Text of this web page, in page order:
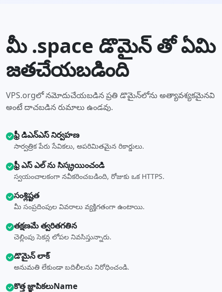
మీ .space డొమైన్ తో ఏమి
జతచేయబడింది
VPS.orgలో నమోదుచేయబడిన ప్రతి డొమైన్‌లోను అత్యావశ్యకమైనవి
అంటే దాచబడిన రుమాలు ఉండవు.
ఫ్రీ డిఎన్ఎస్ నిర్వహణ
సార్వత్రిక పేరు సేవికలు, అపరిమితమైన రికార్డులు.
ఫ్రీ ఎస్ ఎల్ ను సిస్క్రయించండి
స్వయంచాలకంగా నవీకరించబడింది, రోజుకు ఒక HTTPS.
సంశ్లిష్టత
మీ సంప్రదింపుల వివరాలు వ్యక్తిగతంగా ఉంటాయి.
తక్షణమే త్వరితగతిన
చెల్లింపు సెకన్ల లోపల నివసిస్తున్నారు.
డొమైన్ లాక్
అనుమతి లేకుండా బదిలీలను నిరోధించండి.
కొత్త జ్ఞాపికలుName